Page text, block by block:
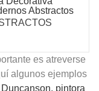
Abstractos
es atreverse
algunos ejemplos
pintora